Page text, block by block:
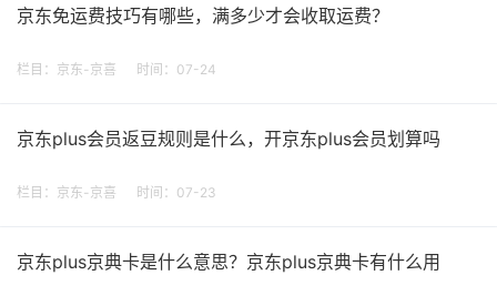
京东免运费技巧有哪些，满多少才会收取运费？
栏目： 京东-京喜 时间：07-24
京东plus会员返豆规则是什么，开京东plus会员划算吗
栏目： 京东-京喜 时间：07-23
京东plus京典卡是什么意思？京东plus京典卡有什么用